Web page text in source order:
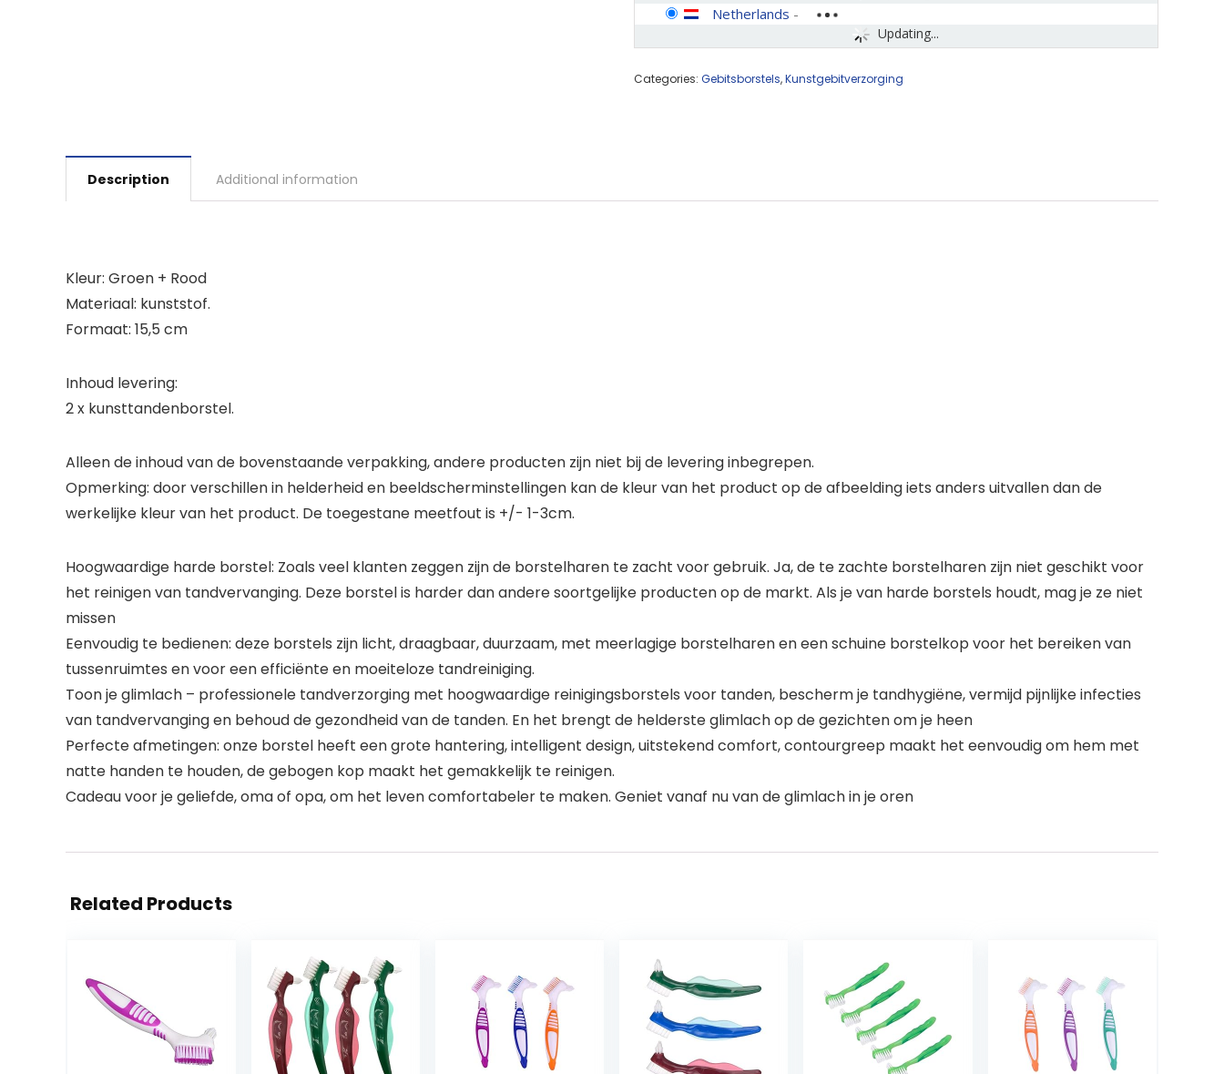
Updating...
Netherlands -
Categories: Gebitsborstels,Kunstgebitverzorging
Description Additional information
Kleur: Groen + Rood
Materiaal: kunststof.
Formaat: 15,5 cm
Inhoud levering:
2 x kunsttandenborstel.
Alleen de inhoud van de bovenstaande verpakking, andere producten zijn niet bij de levering inbegrepen.
Opmerking: door verschillen in helderheid en beeldscherminstellingen kan de kleur van het product op de afbeelding iets anders uitvallen dan de
werkelijke kleur van het product. De toegestane meetfout is +/- 1-3cm.
Hoogwaardige harde borstel: Zoals veel klanten zeggen zijn de borstelharen te zacht voor gebruik. Ja, de te zachte borstelharen zijn niet geschikt voor
het reinigen van tandvervanging. Deze borstel is harder dan andere soortgelijke producten op de markt. Als je van harde borstels houdt, mag je ze niet
missen
Eenvoudig te bedienen: deze borstels zijn licht, draagbaar, duurzaam, met meerlagige borstelharen en een schuine borstelkop voor het bereiken van
tussenruimtes en voor een efficiënte en moeiteloze tandreiniging.
Toon je glimlach – professionele tandverzorging met hoogwaardige reinigingsborstels voor tanden, bescherm je tandhygiëne, vermijd pijnlijke infecties
van tandvervanging en behoud de gezondheid van de tanden. En het brengt de helderste glimlach op de gezichten om je heen
Perfecte afmetingen: onze borstel heeft een grote hantering, intelligent design, uitstekend comfort, contourgreep maakt het eenvoudig om hem met
natte handen te houden, de gebogen kop maakt het gemakkelijk te reinigen.
Cadeau voor je geliefde, oma of opa, om het leven comfortabeler te maken. Geniet vanaf nu van de glimlach in je oren
Related Products